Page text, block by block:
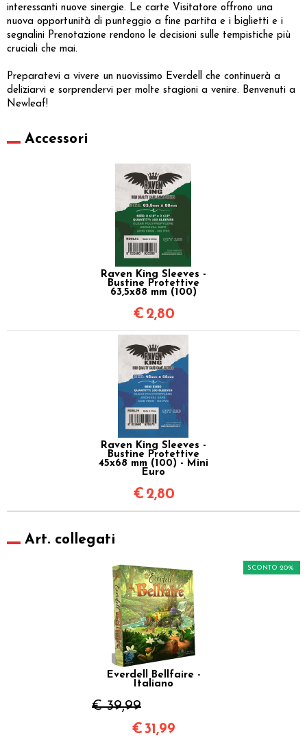
interessanti nuove sinergie. Le carte Visitatore offrono una
nuova opportunità di punteggio a fine partita e i biglietti e i
segnalini Prenotazione rendono le decisioni sulle tempistiche più
cruciali che mai.
Preparatevi a vivere un nuovissimo Everdell che continuerà a
deliziarvi e sorprendervi per molte stagioni a venire. Benvenuti a
Newleaf!
Accessori
Raven King Sleeves -
Bustine Protettive
63,5x88 mm (100)
€ 2,80
Raven King Sleeves -
Bustine Protettive
45x68 mm (100) - Mini
Euro
€ 2,80
Art. collegati
Everdell Bellfaire -
Italiano
€ 39,99
SCONTO 20%
€31,99